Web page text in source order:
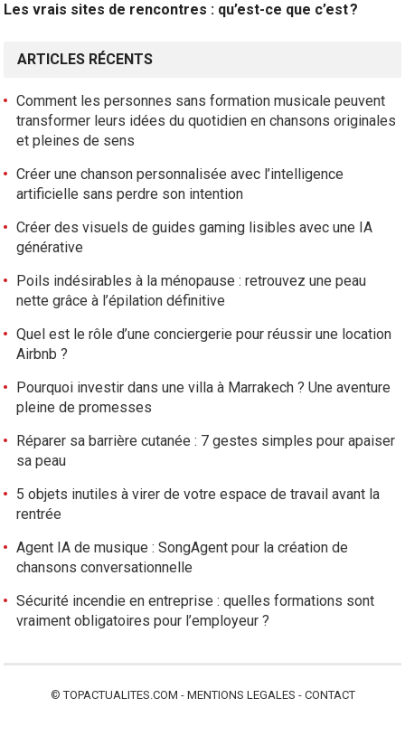
Les vrais sites de rencontres : qu’est-ce que c’est ?
ARTICLES RÉCENTS
Comment les personnes sans formation musicale peuvent
transformer leurs idées du quotidien en chansons originales
et pleines de sens
Créer une chanson personnalisée avec l’intelligence
artificielle sans perdre son intention
Créer des visuels de guides gaming lisibles avec une IA
générative
Poils indésirables à la ménopause : retrouvez une peau
nette grâce à l’épilation définitive
Quel est le rôle d’une conciergerie pour réussir une location
Airbnb ?
Pourquoi investir dans une villa à Marrakech ? Une aventure
pleine de promesses
Réparer sa barrière cutanée : 7 gestes simples pour apaiser
sa peau
5 objets inutiles à virer de votre espace de travail avant la
rentrée
Agent IA de musique : SongAgent pour la création de
chansons conversationnelle
Sécurité incendie en entreprise : quelles formations sont
vraiment obligatoires pour l’employeur ?
©TOPACTUALITES.COM - MENTIONS LEGALES - CONTACT